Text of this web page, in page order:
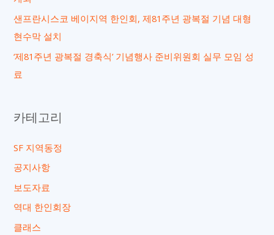
샌프란시스코 베이지역 한인회, 제81주년 광복절 기념 대형
현수막 설치
‘제81주년 광복절 경축식’ 기념행사 준비위원회 실무 모임 성
료
카테고리
SF 지역동정
공지사항
보도자료
역대 한인회장
클래스